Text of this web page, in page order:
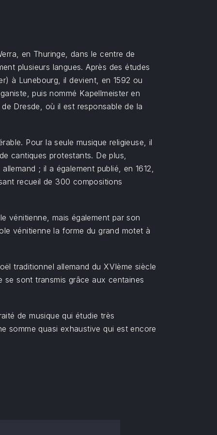
en Thuringe, dans le centre de
plusieurs langues. Après des études
à Lunebourg, il devient, en 1592 ou
puis nommé Kapellmeister en
Dresde, où il est responsable de la
Pour la seule musique religieuse, il
cantiques protestants. De plus,
; il a également publié, en 1612,
recueil de 300 compositions
vénitienne, mais également par son
vénitienne la forme du grand motet à
traditionnel allemand du XVIème siècle
sont transmis grâce aux centaines
de musique qui étudie très
somme quasi exhaustive qui est encore